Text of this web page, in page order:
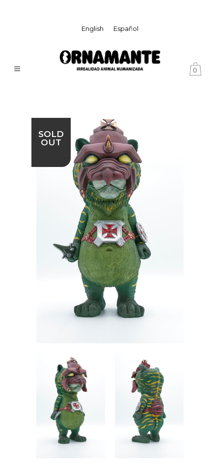
English Español
0
SOLD
OUT